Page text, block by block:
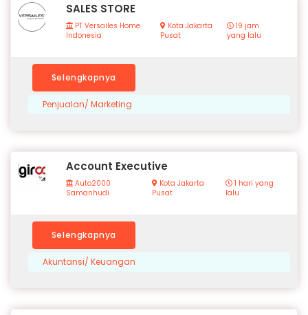
SALES STORE
PT Versailes Home
Indonesia
Kota Jakarta
Pusat
19 jam
yang lalu
Selengkapnya
Penjualan/ Marketing
Account Executive
Auto2000
Samanhudi
Kota Jakarta
Pusat
1 hari yang
lalu
Selengkapnya
Akuntansi/ Keuangan